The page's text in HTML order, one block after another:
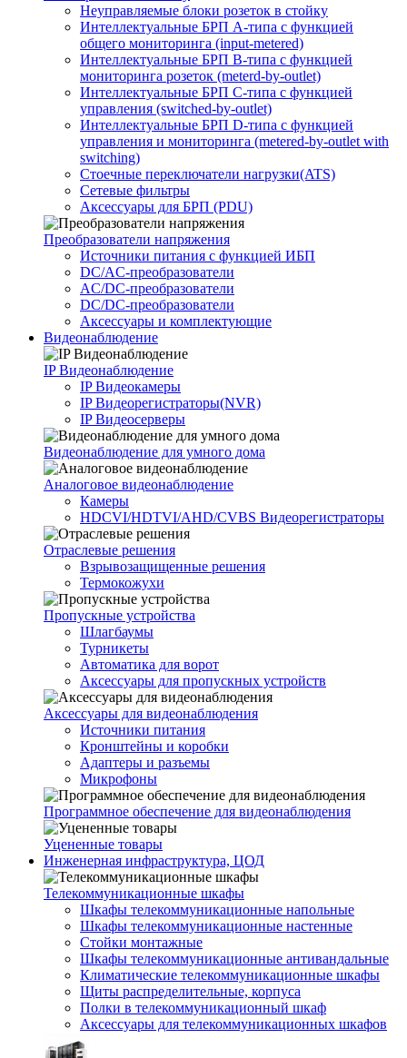
Неуправляемые блоки розеток в стойку
Интеллектуальные БРП А-типа с функцией
общего мониторинга (input-metered)
Интеллектуальные БРП B-типа с функцией
мониторинга розеток (meterd-by-outlet)
Интеллектуальные БРП C-типа с функцией
управления (switched-by-outlet)
Интеллектуальные БРП D-типа с функцией
управления и мониторинга (metered-by-outlet with
switching)
Стоечные переключатели нагрузки(ATS)
Сетевые фильтры
Аксессуары для БРП (PDU)
Преобразователи напряжения
Источники питания c функцией ИБП
DC/AC-преобразователи
AC/DC-преобразователи
DC/DC-преобразователи
Аксессуары и комплектующие
Видеонаблюдение
IP Видеонаблюдение
IP Видеокамеры
IP Видеорегистраторы(NVR)
IP Видеосерверы
Видеонаблюдение для умного дома
Аналоговое видеонаблюдение
Камеры
HDCVI/HDTVI/AHD/CVBS Видеорегистраторы
Отраслевые решения
Взрывозащищенные решения
Термокожухи
Пропускные устройства
Шлагбаумы
Турникеты
Автоматика для ворот
Аксессуары для пропускных устройств
Аксессуары для видеонаблюдения
Источники питания
Кронштейны и коробки
Адаптеры и разъемы
Микрофоны
Программное обеспечение для видеонаблюдения
Уцененные товары
Инженерная инфраструктура, ЦОД
Телекоммуникационные шкафы
Шкафы телекоммуникационные напольные
Шкафы телекоммуникационные настенные
Стойки монтажные
Шкафы телекоммуникационные антивандальные
Климатические телекоммуникационные шкафы
Щиты распределительные, корпуса
Полки в телекоммуникационный шкаф
Аксессуары для телекоммуникационных шкафов